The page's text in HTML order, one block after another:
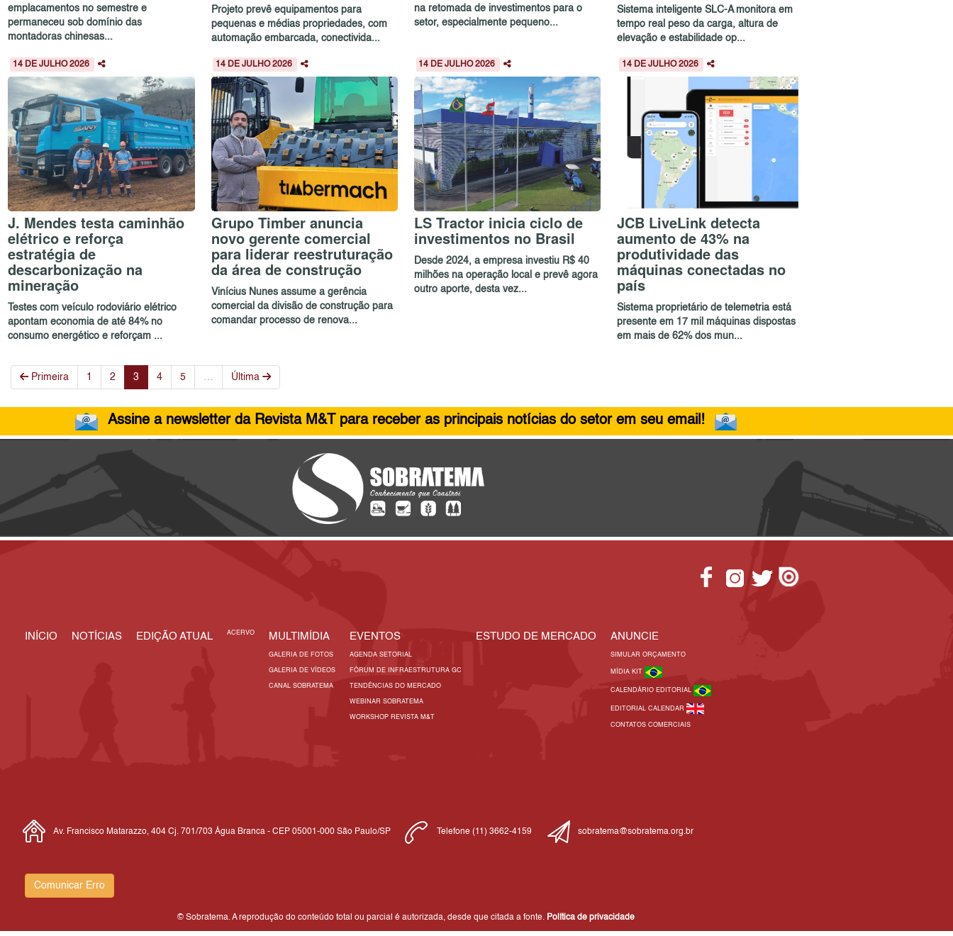
emplacamentos no semestre e
permaneceu sob domínio das
montadoras chinesas...
Projeto prevê equipamentos para
pequenas e médias propriedades, com
automação embarcada, conectivida...
na retomada de investimentos para o
setor, especialmente pequeno...
Sistema inteligente SLC-A monitora em
tempo real peso da carga, altura de
elevação e estabilidade op...
14 DE JULHO 2026
J. Mendes testa caminhão
elétrico e reforça
estratégia de
descarbonização na
mineração
Testes com veículo rodoviário elétrico
apontam economia de até 84% no
consumo energético e reforçam ...
14 DE JULHO 2026
Grupo Timber anuncia
novo gerente comercial
para liderar reestruturação
da área de construção
Vinícius Nunes assume a gerência
comercial da divisão de construção para
comandar processo de renova...
14 DE JULHO 2026
LS Tractor inicia ciclo de
investimentos no Brasil
Desde 2024, a empresa investiu R$ 40
milhões na operação local e prevê agora
outro aporte, desta vez...
14 DE JULHO 2026
JCB LiveLink detecta
aumento de 43% na
produtividade das
máquinas conectadas no
país
Sistema proprietário de telemetria está
presente em 17 mil máquinas dispostas
em mais de 62% dos mun...
Primeira 1 2 3 4 5 … Última
Assine a newsletter da Revista M&T para receber as principais notícias do setor em seu email!
INÍCIO NOTÍCIAS EDIÇÃO ATUAL ACERVO MULTIMÍDIA
GALERIA DE FOTOS
GALERIA DE VÍDEOS
CANAL SOBRATEMA
EVENTOS
AGENDA SETORIAL
FÓRUM DE INFRAESTRUTURA GC
TENDÊNCIAS DO MERCADO
WEBINAR SOBRATEMA
WORKSHOP REVISTA M&T
ESTUDO DE MERCADO ANUNCIE
SIMULAR ORÇAMENTO
MÍDIA KIT
CALENDÁRIO EDITORIAL
EDITORIAL CALENDAR
CONTATOS COMERCIAIS
Av. Francisco Matarazzo, 404 Cj. 701/703 Água Branca - CEP 05001-000 São Paulo/SP Telefone (11) 3662-4159 sobratema@sobratema.org.br
Comunicar Erro
© Sobratema. A reprodução do conteúdo total ou parcial é autorizada, desde que citada a fonte. Política de privacidade